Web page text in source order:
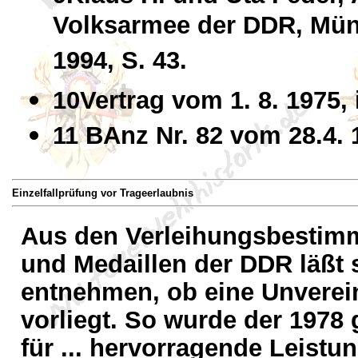
Volksarmee der DDR,
1994, S. 43.
10Vertrag vom 1. 8.
11 BAnz Nr. 82 vom 28.4.
Einzelfallprüfung vor Trageerlaubnis
Aus den
und Medaillen der DDR
entnehmen, ob eine
vorliegt. So wurde der 1978
für ... hervorragende